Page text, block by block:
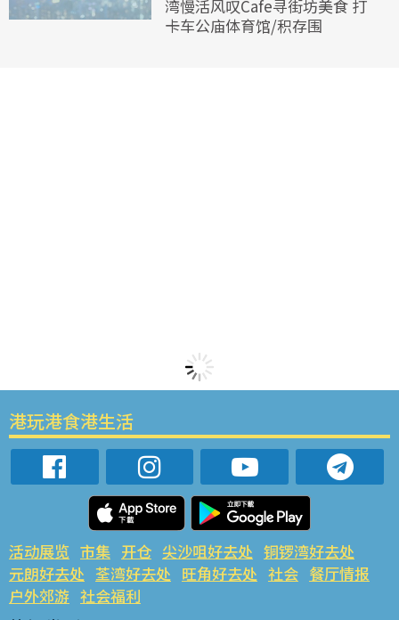
湾慢活风叹Cafe寻街坊美食 打
卡车公庙体育馆/积存围
港玩港食港生活
活动展览 市集 开仓 尖沙咀好去处 铜锣湾好去处
元朗好去处 荃湾好去处 旺角好去处 社会 餐厅情报
户外郊游 社会福利